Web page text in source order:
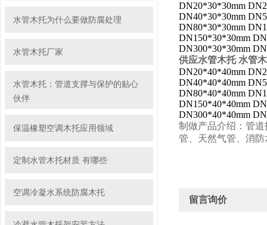
水管木托为什么要做防腐处理
水管木托厂家
水管木托：管道支撑与保护的贴心
伙伴
保温橡塑空调木托应用领域
定制水管木托材质 有哪些
空调冷凝水系统防腐木托
DN20*30*30mm
DN40*30*30mm
DN80*30*30mm
DN150*30*30mm
DN300*30*30mm
供应水管木托 水管
DN20*40*40mm
DN40*40*40mm
DN80*40*40mm
DN150*40*40mm
DN300*40*40mm
制 做产品介绍：管
管、天然气管、消
留言询价